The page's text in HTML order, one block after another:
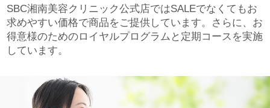
SBC湘南美容クリニック公式店ではSALEでなくてもお
求めやすい価格で商品をご提供しています。さらに、お
得意様のためのロイヤルプログラムと定期コースを実施
しています。